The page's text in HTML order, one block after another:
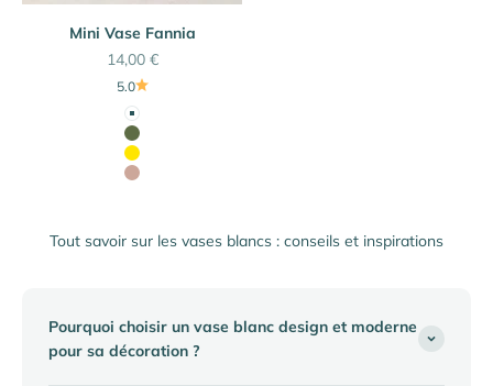
Mini Vase Fannia
Prix de vente
14,00 €
5.0
Couleur
Blanc
Vert Olive
Jaune Citron
Beige Latte
Tout savoir sur les vases blancs : conseils et inspirations
Pourquoi choisir un vase blanc design et moderne
pour sa décoration ?